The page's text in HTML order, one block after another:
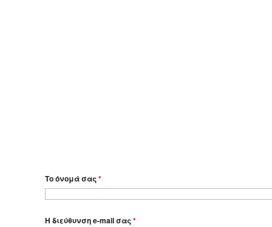
Το όνομά σας*
Η διεύθυνση e-mail σας*